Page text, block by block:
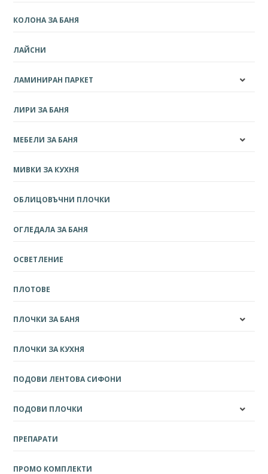
КОЛОНА ЗА БАНЯ
ЛАЙСНИ
ЛАМИНИРАН ПАРКЕТ
ЛИРИ ЗА БАНЯ
МЕБЕЛИ ЗА БАНЯ
МИВКИ ЗА КУХНЯ
ОБЛИЦОВЪЧНИ ПЛОЧКИ
ОГЛЕДАЛА ЗА БАНЯ
ОСВЕТЛЕНИЕ
ПЛОТОВЕ
ПЛОЧКИ ЗА БАНЯ
ПЛОЧКИ ЗА КУХНЯ
ПОДОВИ ЛЕНТОВА СИФОНИ
ПОДОВИ ПЛОЧКИ
ПРЕПАРАТИ
ПРОМО КОМПЛЕКТИ